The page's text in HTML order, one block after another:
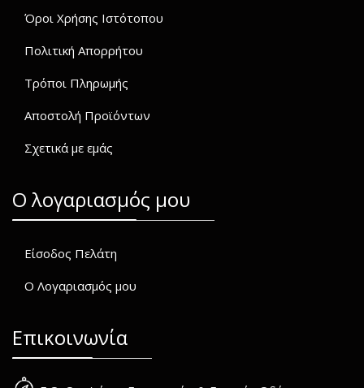
Όροι Χρήσης Ιστότοπου
Πολιτική Απορρήτου
Τρόποι Πληρωμής
Αποστολή Προϊόντων
Σχετικά με εμάς
O λογαριασμός μου
Είσοδος Πελάτη
Ο Λογαριασμός μου
Επικοινωνία